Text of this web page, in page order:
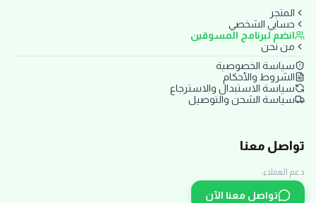
المتجر
حسابي الشخصي
انضم لبرنامج المسوقين
من نحن
سياسة الخصوصية
الشروط والأحكام
سياسة الاستبدال والاسترجاع
سياسة الشحن والتوصيل
تواصل معنا
دعم العملاء:
تواصل معنا الآن